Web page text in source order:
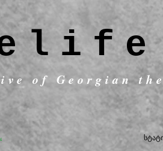
of Georgian